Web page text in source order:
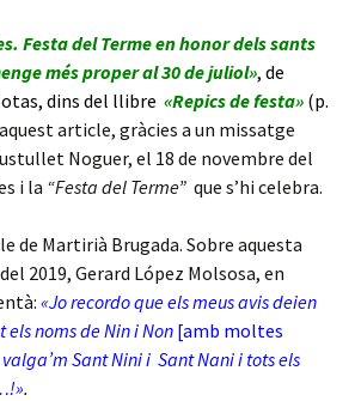
Festa del Terme en honor dels sants
més proper al 30 dejuliol», de
dins del llibre «Repics defesta» (p.
article, gràcies a un missatge
Noguer, el 18 de novembre del
i la “Festa del Terme” que s’hi celebra.
de Martirià Brugada. Sobre aquesta
2019, Gerard López Molsosa, en
«Jo recordo que els meus avis deien
noms de Nin i Non [amb moltes
Sant Nini i Sant Nani i tots els
.